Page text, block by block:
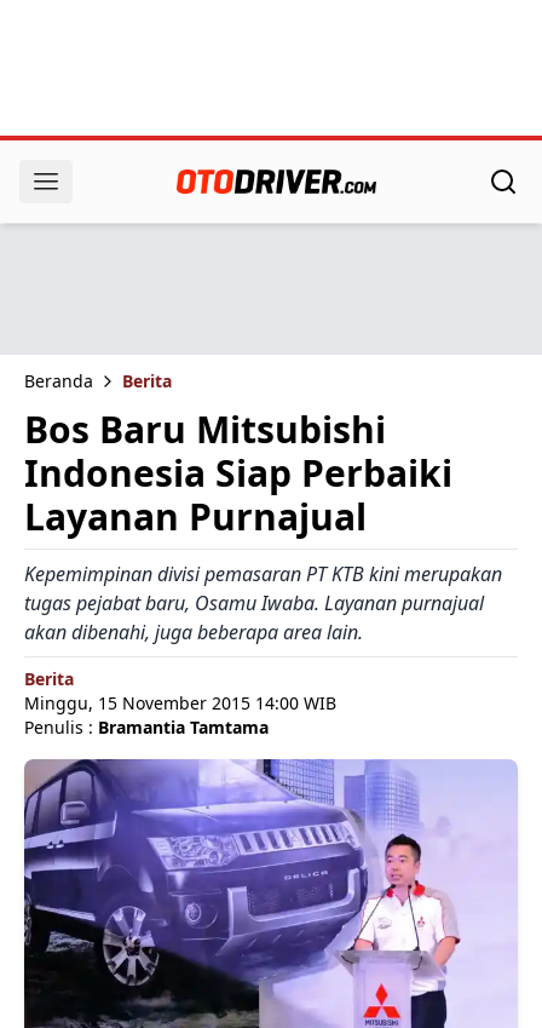
Beranda Berita
Bos Baru Mitsubishi
Indonesia Siap Perbaiki
Layanan Purnajual
Kepemimpinan divisi pemasaran PT KTB kini merupakan
tugas pejabat baru, Osamu Iwaba. Layanan purnajual
akan dibenahi, juga beberapa area lain.
Berita
Minggu, 15 November 2015 14:00 WIB
Penulis : Bramantia Tamtama